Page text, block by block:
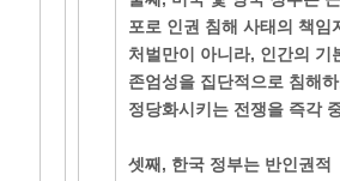
포로 인권 침해 사태의 책임
처벌만이 아니라, 인간의 기
존엄성을 집단적으로 침해
정당화시키는 전쟁을 즉각
셋째, 한국 정부는 반인권적